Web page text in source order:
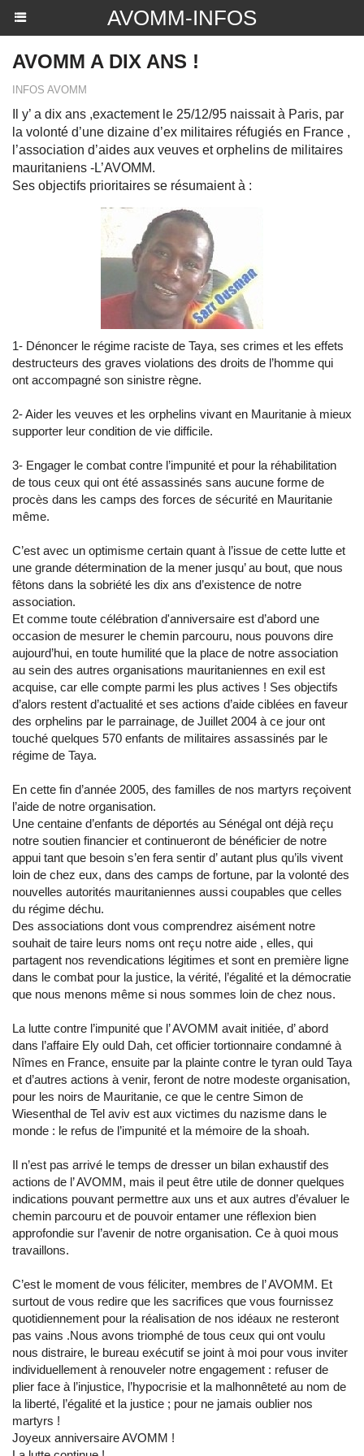
AVOMM-INFOS
AVOMM A DIX ANS !
INFOS AVOMM
Il y’ a dix ans ,exactement le 25/12/95 naissait à Paris, par
la volonté d’une dizaine d’ex militaires réfugiés en France ,
l’association d’aides aux veuves et orphelins de militaires
mauritaniens -L’AVOMM.
Ses objectifs prioritaires se résumaient à :
1- Dénoncer le régime raciste de Taya, ses crimes et les effets
destructeurs des graves violations des droits de l’homme qui
ont accompagné son sinistre règne.
2- Aider les veuves et les orphelins vivant en Mauritanie à mieux
supporter leur condition de vie difficile.
3- Engager le combat contre l’impunité et pour la réhabilitation
de tous ceux qui ont été assassinés sans aucune forme de
procès dans les camps des forces de sécurité en Mauritanie
même.
C’est avec un optimisme certain quant à l’issue de cette lutte et
une grande détermination de la mener jusqu’ au bout, que nous
fêtons dans la sobriété les dix ans d’existence de notre
association.
Et comme toute célébration d'anniversaire est d’abord une
occasion de mesurer le chemin parcouru, nous pouvons dire
aujourd’hui, en toute humilité que la place de notre association
au sein des autres organisations mauritaniennes en exil est
acquise, car elle compte parmi les plus actives ! Ses objectifs
d’alors restent d’actualité et ses actions d’aide ciblées en faveur
des orphelins par le parrainage, de Juillet 2004 à ce jour ont
touché quelques 570 enfants de militaires assassinés par le
régime de Taya.
En cette fin d’année 2005, des familles de nos martyrs reçoivent
l’aide de notre organisation.
Une centaine d’enfants de déportés au Sénégal ont déjà reçu
notre soutien financier et continueront de bénéficier de notre
appui tant que besoin s’en fera sentir d’ autant plus qu’ils vivent
loin de chez eux, dans des camps de fortune, par la volonté des
nouvelles autorités mauritaniennes aussi coupables que celles
du régime déchu.
Des associations dont vous comprendrez aisément notre
souhait de taire leurs noms ont reçu notre aide , elles, qui
partagent nos revendications légitimes et sont en première ligne
dans le combat pour la justice, la vérité, l’égalité et la démocratie
que nous menons même si nous sommes loin de chez nous.
La lutte contre l’impunité que l’ AVOMM avait initiée, d’ abord
dans l’affaire Ely ould Dah, cet officier tortionnaire condamné à
Nîmes en France, ensuite par la plainte contre le tyran ould Taya
et d’autres actions à venir, feront de notre modeste organisation,
pour les noirs de Mauritanie, ce que le centre Simon de
Wiesenthal de Tel aviv est aux victimes du nazisme dans le
monde : le refus de l’impunité et la mémoire de la shoah.
Il n’est pas arrivé le temps de dresser un bilan exhaustif des
actions de l’ AVOMM, mais il peut être utile de donner quelques
indications pouvant permettre aux uns et aux autres d’évaluer le
chemin parcouru et de pouvoir entamer une réflexion bien
approfondie sur l’avenir de notre organisation. Ce à quoi mous
travaillons.
C’est le moment de vous féliciter, membres de l’ AVOMM. Et
surtout de vous redire que les sacrifices que vous fournissez
quotidiennement pour la réalisation de nos idéaux ne resteront
pas vains .Nous avons triomphé de tous ceux qui ont voulu
nous distraire, le bureau exécutif se joint à moi pour vous inviter
individuellement à renouveler notre engagement : refuser de
plier face à l’injustice, l’hypocrisie et la malhonnêteté au nom de
la liberté, l’égalité et la justice ; pour ne jamais oublier nos
martyrs !
Joyeux anniversaire AVOMM !